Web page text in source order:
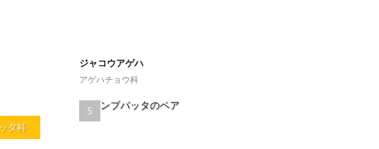
タ科
ジャコウアゲハ
アゲハチョウ科